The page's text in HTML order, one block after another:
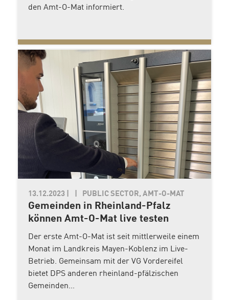
den Amt-O-Mat informiert.
13.12.2023 PUBLIC SECTOR, AMT-O-MAT
Gemeinden in Rheinland-Pfalz
können Amt-O-Mat live testen
Der erste Amt-O-Mat ist seit mittlerweile einem
Monat im Landkreis Mayen-Koblenz im Live-
Betrieb. Gemeinsam mit der VG Vordereifel
bietet DPS anderen rheinland-pfälzischen
Gemeinden...